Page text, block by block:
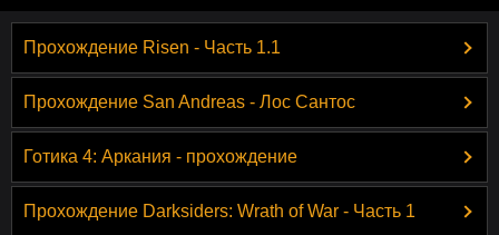
Прохождение Risen - Часть 1.1
Прохождение San Andreas - Лос Сантос
Готика 4: Аркания - прохождение
Прохождение Darksiders: Wrath of War - Часть 1